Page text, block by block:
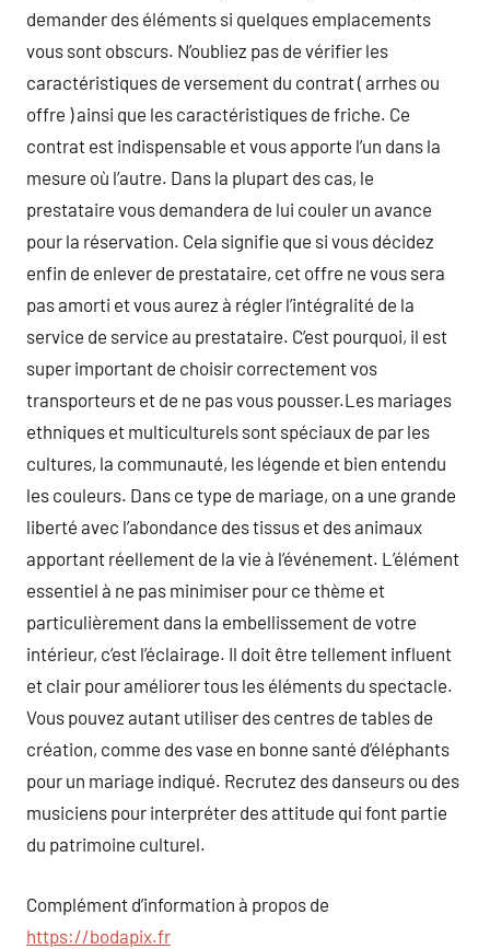
demander des éléments si quelques emplacements
vous sont obscurs. N’oubliez pas de vérifier les
caractéristiques de versement du contrat ( arrhes ou
offre ) ainsi que les caractéristiques de friche. Ce
contrat est indispensable et vous apporte l’un dans la
mesure où l’autre. Dans la plupart des cas, le
prestataire vous demandera de lui couler un avance
pour la réservation. Cela signifie que si vous décidez
enfin de enlever de prestataire, cet offre ne vous sera
pas amorti et vous aurez à régler l’intégralité de la
service de service au prestataire. C’est pourquoi, il est
super important de choisir correctement vos
transporteurs et de ne pas vous pousser.Les mariages
ethniques et multiculturels sont spéciaux de par les
cultures, la communauté, les légende et bien entendu
les couleurs. Dans ce type de mariage, on a une grande
liberté avec l’abondance des tissus et des animaux
apportant réellement de la vie à l’événement. L’élément
essentiel à ne pas minimiser pour ce thème et
particulièrement dans la embellissement de votre
intérieur, c’est l’éclairage. Il doit être tellement influent
et clair pour améliorer tous les éléments du spectacle.
Vous pouvez autant utiliser des centres de tables de
création, comme des vase en bonne santé d’éléphants
pour un mariage indiqué. Recrutez des danseurs ou des
musiciens pour interpréter des attitude qui font partie
du patrimoine culturel.
Complément d’information à propos de
https://bodapix.fr